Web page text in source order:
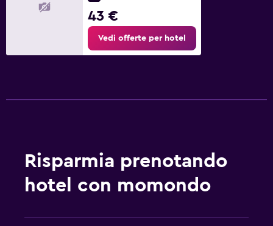
43 €
Vedi offerte per hotel
Risparmia prenotando
hotel con momondo